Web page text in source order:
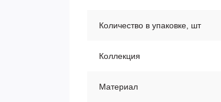
Количество в упаковке, шт
Коллекция
Материал